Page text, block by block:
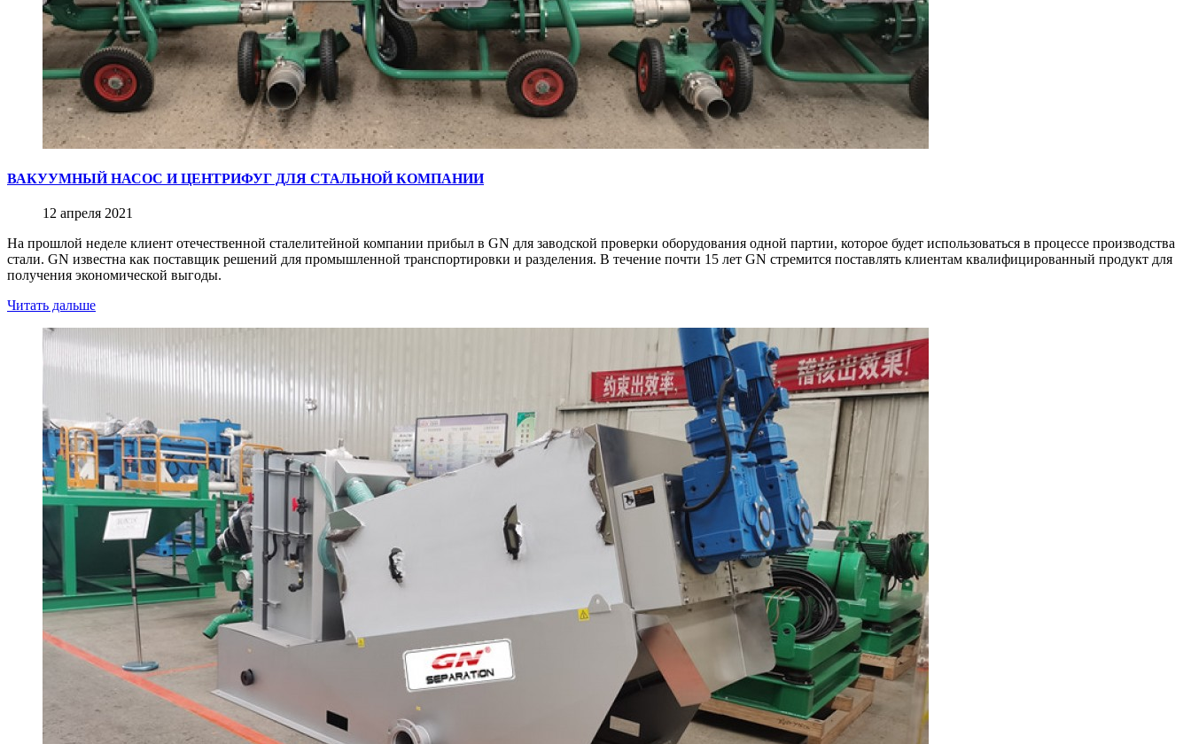
ВАКУУМНЫЙ НАСОС И ЦЕНТРИФУГ ДЛЯ СТАЛЬНОЙ КОМПАНИИ
12 апреля 2021
На прошлой неделе клиент отечественной сталелитейной компании прибыл в GN для заводской проверки оборудования одной партии, которое будет использоваться в процессе производства
стали. GN известна как поставщик решений для промышленной транспортировки и разделения. В течение почти 15 лет GN стремится поставлять клиентам квалифицированный продукт для
получения экономической выгоды.
Читать дальше